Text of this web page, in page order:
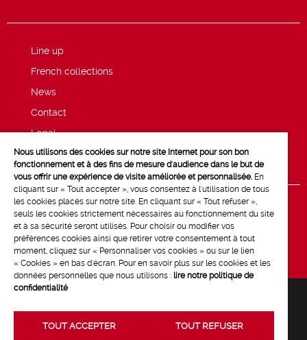
Line up
French collections
News
Contact
Legal
Privacy and cookie policy
Nous utilisons des cookies sur notre site Internet pour son bon
fonctionnement et à des fins de mesure d'audience dans le but de
vous offrir une expérience de visite améliorée et personnalisée. En
cliquant sur « Tout accepter », vous consentez à l'utilisation de tous
les cookies placés sur notre site. En cliquant sur « Tout refuser »,
seuls les cookies strictement nécessaires au fonctionnement du site
et à sa sécurité seront utilisés. Pour choisir ou modifier vos
préférences cookies ainsi que retirer votre consentement à tout
moment, cliquez sur « Personnaliser vos cookies » ou sur le lien
« Cookies » en bas d'écran. Pour en savoir plus sur les cookies et les
données personnelles que nous utilisons : lire notre politique de
confidentialité
TOUT ACCEPTER TOUT REFUSER